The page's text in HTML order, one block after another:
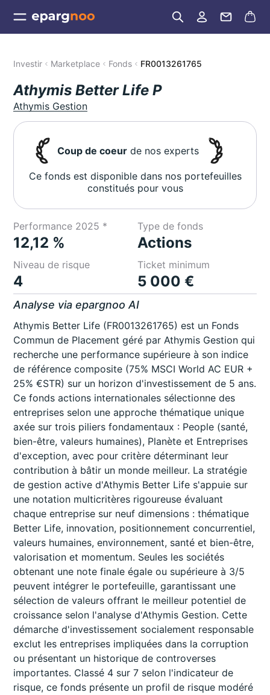
Investir Marketplace Fonds FR0013261765
Athymis Better Life P
Athymis Gestion
Coup de coeur de nos experts
Ce fonds est disponible dans nos portefeuilles
constitués pour vous
Performance 2025 *
12,12 %
Type de fonds
Actions
Niveau de risque
4
Ticket minimum
5 000 €
Analyse via epargnoo AI
Athymis Better Life (FR0013261765) est un Fonds
Commun de Placement géré par Athymis Gestion qui
recherche une performance supérieure à son indice
de référence composite (75% MSCI World AC EUR +
25% €STR) sur un horizon d'investissement de 5 ans.
Ce fonds actions internationales sélectionne des
entreprises selon une approche thématique unique
axée sur trois piliers fondamentaux : People (santé,
bien-être, valeurs humaines), Planète et Entreprises
d'exception, avec pour critère déterminant leur
contribution à bâtir un monde meilleur. La stratégie
de gestion active d'Athymis Better Life s'appuie sur
une notation multicritères rigoureuse évaluant
chaque entreprise sur neuf dimensions : thématique
Better Life, innovation, positionnement concurrentiel,
valeurs humaines, environnement, santé et bien-être,
valorisation et momentum. Seules les sociétés
obtenant une note finale égale ou supérieure à 3/5
peuvent intégrer le portefeuille, garantissant une
sélection de valeurs offrant le meilleur potentiel de
croissance selon l'analyse d'Athymis Gestion. Cette
démarche d'investissement socialement responsable
exclut les entreprises impliquées dans la corruption
ou présentant un historique de controverses
importantes. Classé 4 sur 7 selon l'indicateur de
risque, ce fonds présente un profil de risque modéré